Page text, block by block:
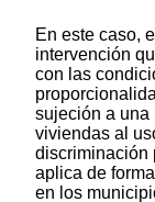
En este caso,
intervención
con las
sujeción a una
viviendas al
discriminación
aplica de
en los